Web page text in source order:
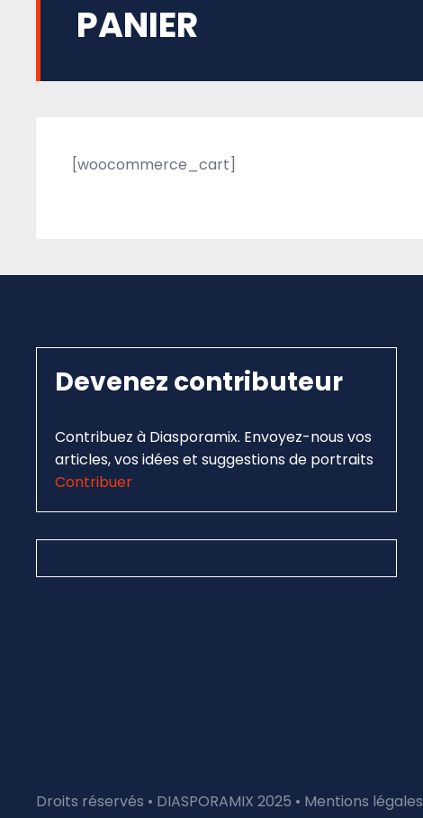
PANIER
[woocommerce_cart]
Devenez contributeur
Contribuez à Diasporamix. Envoyez-nous vos
articles, vos idées et suggestions de portraits
Contribuer
Droits réservés • DIASPORAMIX 2025 • Mentions légales